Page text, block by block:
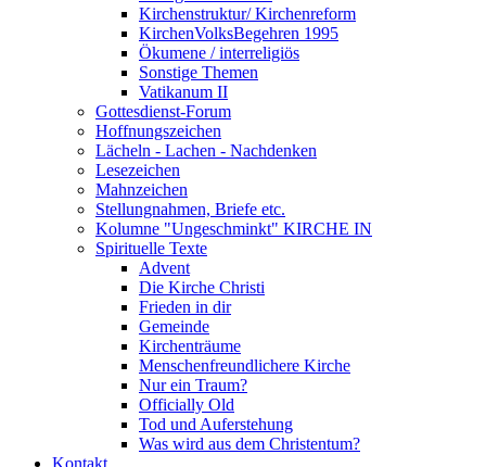
Kirchenstruktur/ Kirchenreform
KirchenVolksBegehren 1995
Ökumene / interreligiös
Sonstige Themen
Vatikanum II
Gottesdienst-Forum
Hoffnungszeichen
Lächeln - Lachen - Nachdenken
Lesezeichen
Mahnzeichen
Stellungnahmen, Briefe etc.
Kolumne "Ungeschminkt" KIRCHE IN
Spirituelle Texte
Advent
Die Kirche Christi
Frieden in dir
Gemeinde
Kirchenträume
Menschenfreundlichere Kirche
Nur ein Traum?
Officially Old
Tod und Auferstehung
Was wird aus dem Christentum?
Kontakt